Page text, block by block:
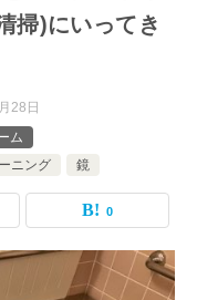
掃)にいってき
28日
ム
ニング 鏡
0